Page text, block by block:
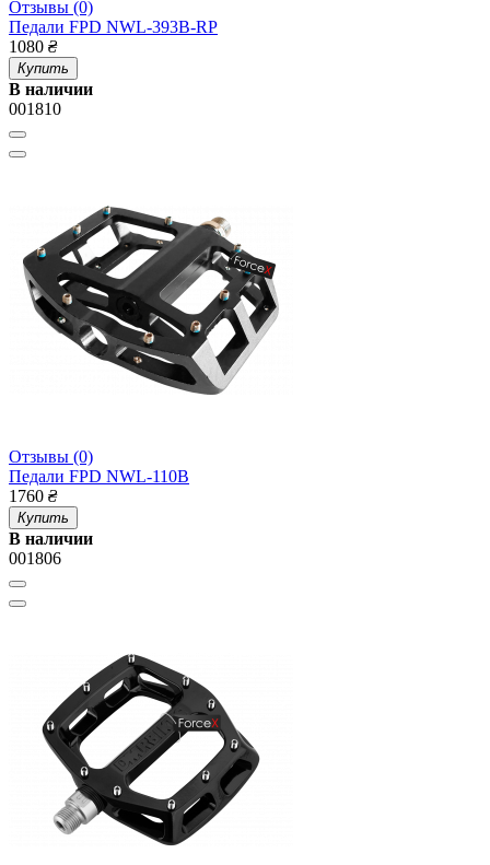
Отзывы (0)
Педали FPD NWL-393B-RP
1080 ₴
Купить
В наличии
001810
Отзывы (0)
Педали FPD NWL-110B
1760 ₴
Купить
В наличии
001806